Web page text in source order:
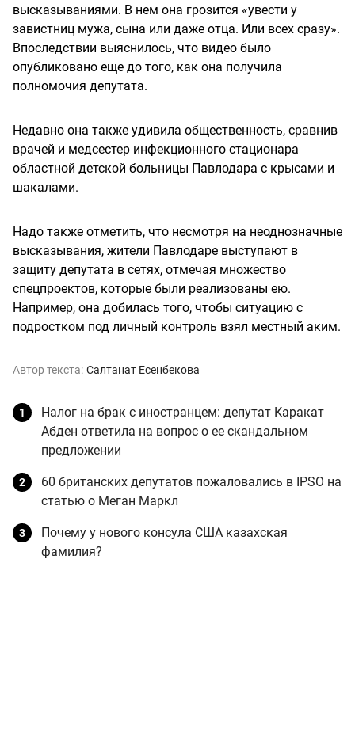
высказываниями. В нем она грозится «увести у
завистниц мужа, сына или даже отца. Или всех сразу».
Впоследствии выяснилось, что видео было
опубликовано еще до того, как она получила
полномочия депутата.
Недавно она также удивила общественность, сравнив
врачей и медсестер инфекционного стационара
областной детской больницы Павлодара с крысами и
шакалами.
Надо также отметить, что несмотря на неоднозначные
высказывания, жители Павлодаре выступают в
защиту депутата в сетях, отмечая множество
спецпроектов, которые были реализованы ею.
Например, она добилась того, чтобы ситуацию с
подростком под личный контроль взял местный аким.
Автор текста: Салтанат Есенбекова
Налог на брак с иностранцем: депутат Каракат
Абден ответила на вопрос о ее скандальном
предложении
60 британских депутатов пожаловались в IPSO на
статью о Меган Маркл
Почему у нового консула США казахская
фамилия?